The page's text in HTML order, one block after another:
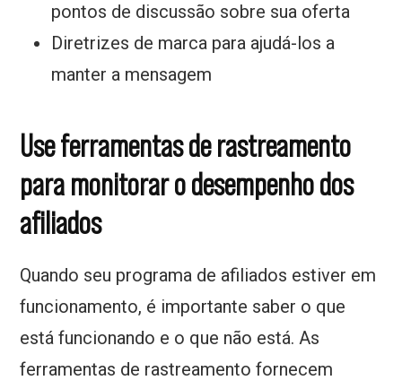
pontos de discussão sobre sua oferta
Diretrizes de marca para ajudá-los a
manter a mensagem
Use ferramentas de rastreamento
para monitorar o desempenho dos
afiliados
Quando seu programa de afiliados estiver em
funcionamento, é importante saber o que
está funcionando e o que não está. As
ferramentas de rastreamento fornecem